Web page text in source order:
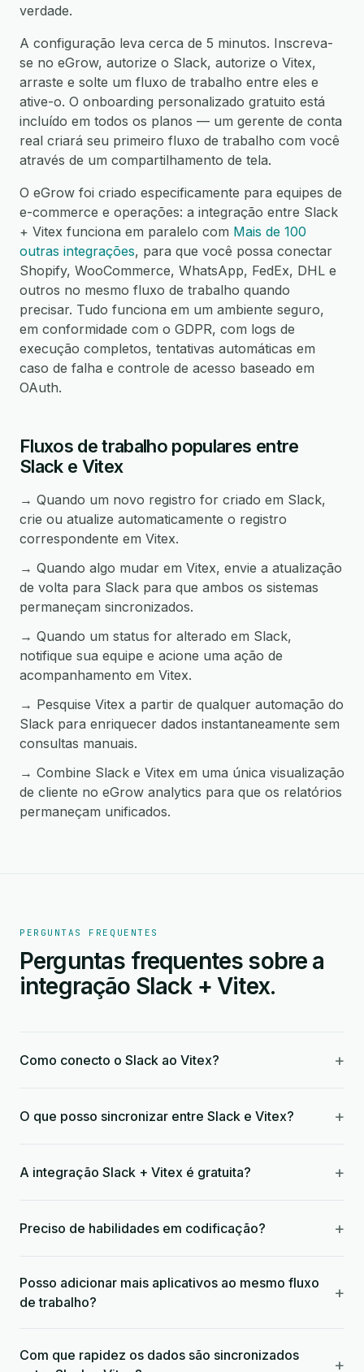
verdade.
A configuração leva cerca de 5 minutos. Inscreva-
se no eGrow, autorize o Slack, autorize o Vitex,
arraste e solte um fluxo de trabalho entre eles e
ative-o. O onboarding personalizado gratuito está
incluído em todos os planos — um gerente de conta
real criará seu primeiro fluxo de trabalho com você
através de um compartilhamento de tela.
O eGrow foi criado especificamente para equipes de
e-commerce e operações: a integração entre Slack
+ Vitex funciona em paralelo com Mais de 100
outras integrações, para que você possa conectar
Shopify, WooCommerce, WhatsApp, FedEx, DHL e
outros no mesmo fluxo de trabalho quando
precisar. Tudo funciona em um ambiente seguro,
em conformidade com o GDPR, com logs de
execução completos, tentativas automáticas em
caso de falha e controle de acesso baseado em
OAuth.
Fluxos de trabalho populares entre
Slack e Vitex
→ Quando um novo registro for criado em Slack,
crie ou atualize automaticamente o registro
correspondente em Vitex.
→ Quando algo mudar em Vitex, envie a atualização
de volta para Slack para que ambos os sistemas
permaneçam sincronizados.
→ Quando um status for alterado em Slack,
notifique sua equipe e acione uma ação de
acompanhamento em Vitex.
→ Pesquise Vitex a partir de qualquer automação do
Slack para enriquecer dados instantaneamente sem
consultas manuais.
→ Combine Slack e Vitex em uma única visualização
de cliente no eGrow analytics para que os relatórios
permaneçam unificados.
PERGUNTAS FREQUENTES
Perguntas frequentes sobre a
integração Slack + Vitex.
Como conecto o Slack ao Vitex? +
O que posso sincronizar entre Slack e Vitex? +
A integração Slack + Vitex é gratuita? +
Preciso de habilidades em codificação? +
Posso adicionar mais aplicativos ao mesmo fluxo
de trabalho?
+
Com que rapidez os dados são sincronizados
+